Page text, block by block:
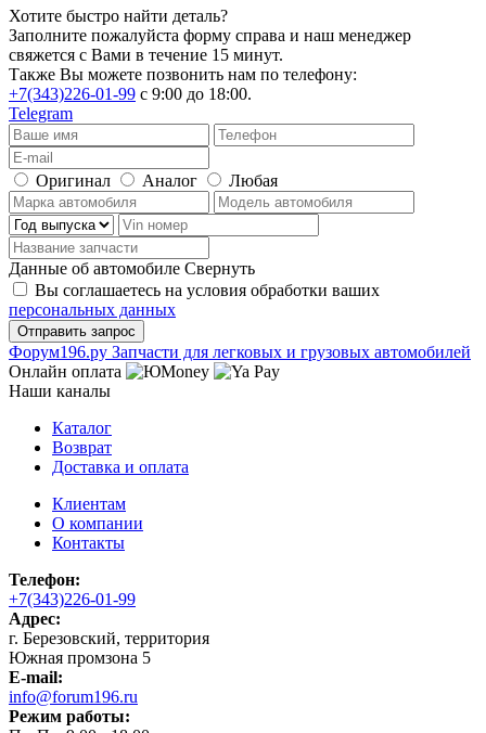
Хотите быстро найти деталь?
Заполните пожалуйста форму справа и наш менеджер
свяжется с Вами в течение 15 минут.
Также Вы можете позвонить нам по телефону:
+7(343)226-01-99 с 9:00 до 18:00.
Telegram
Оригинал Аналог Любая
Данные об автомобиле Свернуть
Вы соглашаетесь на условия обработки ваших
персональных данных
Фoрум196.ру Запчасти для легковых и грузовых автомобилей
Онлайн оплата
Наши каналы
Каталог
Возврат
Доставка и оплата
Клиентам
О компании
Контакты
Телефон:
+7(343)226-01-99
Адрес:
г. Березовский, территория
Южная промзона 5
E-mail:
info@forum196.ru
Режим работы: